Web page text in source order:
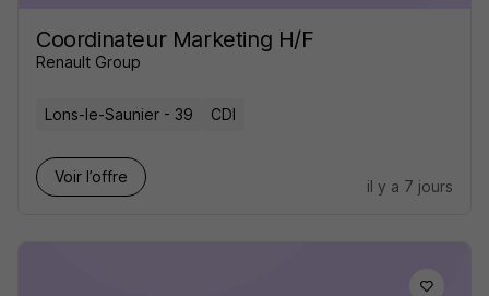
Coordinateur Marketing H/F
Renault Group
Lons-le-Saunier - 39 CDI
Voir l’offre
il y a 7 jours